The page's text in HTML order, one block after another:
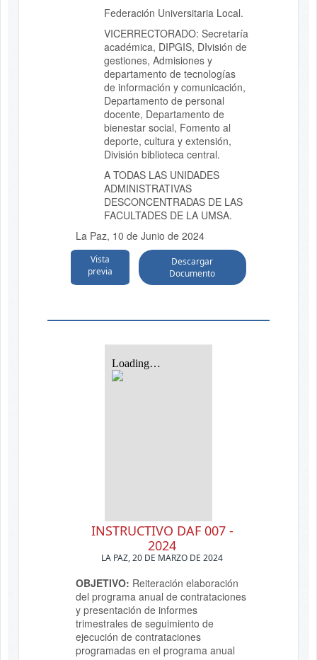
Federación Universitaria Local.
VICERRECTORADO: Secretaría
académica, DIPGIS, DIvisión de
gestiones, Admisiones y
departamento de tecnologías
de información y comunicación,
Departamento de personal
docente, Departamento de
bienestar social, Fomento al
deporte, cultura y extensión,
División biblioteca central.
A TODAS LAS UNIDADES
ADMINISTRATIVAS
DESCONCENTRADAS DE LAS
FACULTADES DE LA UMSA.
La Paz, 10 de Junio de 2024
Vista
previa
Descargar
Documento
INSTRUCTIVO DAF 007 -
2024
LA PAZ, 20 DE MARZO DE 2024
OBJETIVO: Reiteración elaboración
del programa anual de contrataciones
y presentación de informes
trimestrales de seguimiento de
ejecución de contrataciones
programadas en el programa anual